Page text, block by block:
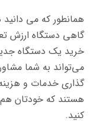
همانطور که می
گاهی دستگاه ارزش
خرید یک دستگاه جدید
می‌تواند به شما
گذاری خدمات و
هستند که خودتان هم
کنید.